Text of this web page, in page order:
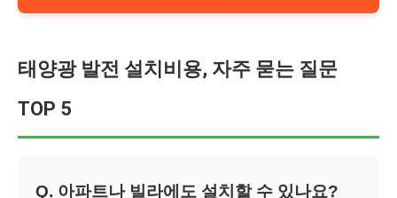
태양광 발전 설치비용, 자주 묻는 질문
TOP 5
Q. 아파트나 빌라에도 설치할 수 있나요?